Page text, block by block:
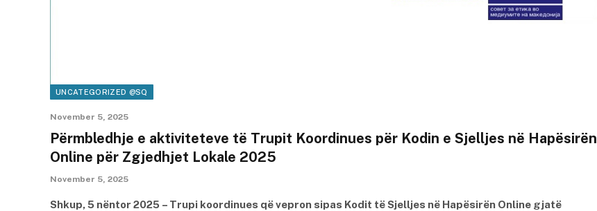
UNCATEGORIZED @SQ
November 5, 2025
Përmbledhje e aktiviteteve të Trupit Koordinues për Kodin e Sjelljes në Hapësirën
Online për Zgjedhjet Lokale 2025
November 5, 2025
Shkup, 5 nëntor 2025 – Trupi koordinues që vepron sipas Kodit të Sjelljes në Hapësirën Online gjatë